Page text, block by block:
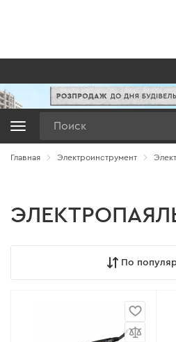
Главная Электроинструмент
По